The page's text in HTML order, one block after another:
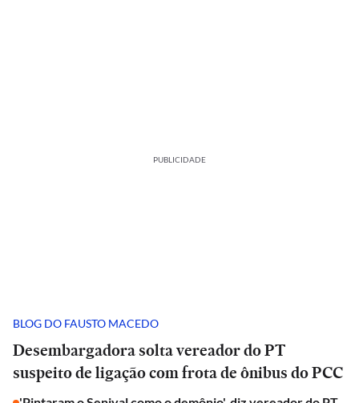
PUBLICIDADE
BLOG DO FAUSTO MACEDO
Desembargadora solta vereador do PT
suspeito de ligação com frota de ônibus do PCC